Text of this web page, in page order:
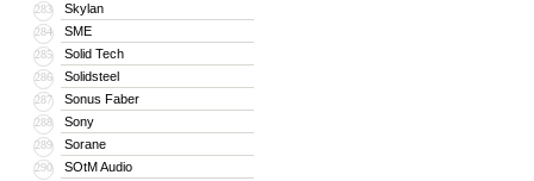
283 Skylan
284 SME
285 Solid Tech
286 Solidsteel
287 Sonus Faber
288 Sony
289 Sorane
290 SOtM Audio